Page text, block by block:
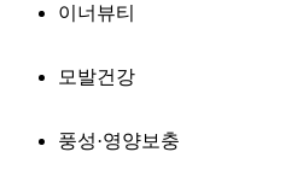
이너뷰티
모발건강
풍성·영양보충